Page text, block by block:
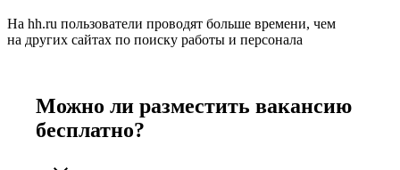
На hh.ru пользователи проводят больше времени, чем
на других сайтах по поиску работы и персонала
Можно ли разместить вакансию
бесплатно?